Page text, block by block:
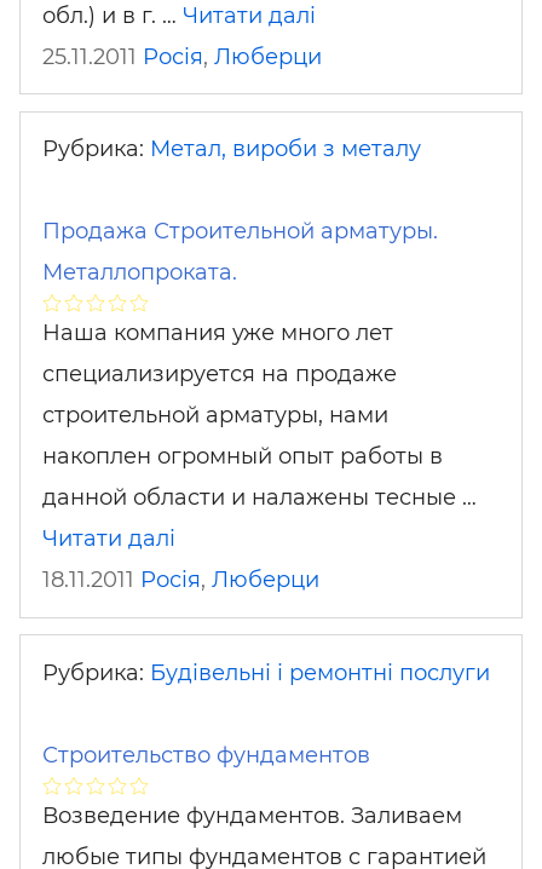
обл.) и в г. … Читати далі
25.11.2011 Росія, Люберци
Рубрика: Метал, вироби з металу
Продажа Строительной арматуры.
Металлопроката.
Наша компания уже много лет
специализируется на продаже
строительной арматуры, нами
накоплен огромный опыт работы в
данной области и налажены тесные …
Читати далі
18.11.2011 Росія, Люберци
Рубрика: Будівельні і ремонтні послуги
Строительство фундаментов
Возведение фундаментов. Заливаем
любые типы фундаментов с гарантией